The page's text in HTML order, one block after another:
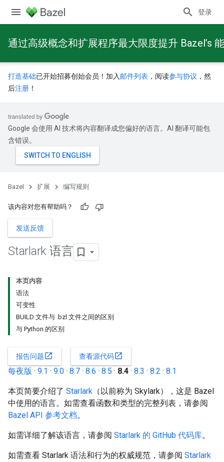
登录
通过高级概念和扩展程序最大限度提升 Bazel’s
打造基础已开始招募创始会员！加入 邮件列表 ，阅读参与协议 ，然
后注册 ！
Google 会使用 AI 技术将内容翻译成您偏好的语言。AI 翻译可能包
含错误。
Bazel 扩展 编写规则
该内容对您有帮助吗？
发送反馈
Starlark 语言
本页内容
语法
可变性
BUILD 文件与 .bzl 文件之间的区别
与 Python 的区别
报告问题open_in_new 查看源代码open_in_new
每夜版 · 9.1 · 9.0 · 8.7 · 8.6 · 8.5 · 8.4 · 8.3 · 8.2 · 8.1
本页简要介绍了 Starlark （以前称为 Skylark），这是 Bazel
中使用的语言。如需查看函数和类型的完整列表，请参阅
Bazel API 参考文档。
如需详细了解该语言，请参阅 Starlark 的 GitHub 代码库。
如需查看 Starlark 语法和行为的权威规范，请参阅 Starlark